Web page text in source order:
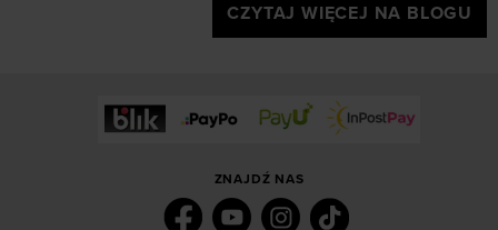
CZYTAJ WIĘCEJ NA BLOGU
ZNAJDŹ NAS